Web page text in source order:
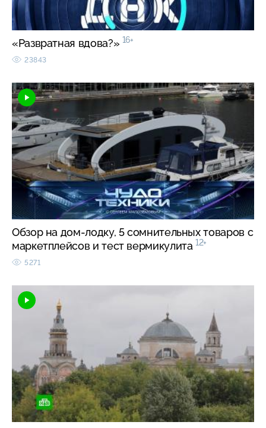
«Развратная вдова?» 16+
23843
Обзор на дом-лодку, 5 сомнительных товаров с
маркетплейсов и тест вермикулита 12+
5271